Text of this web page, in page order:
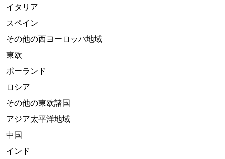
イタリア
スペイン
その他の西ヨーロッパ地域
東欧
ポーランド
ロシア
その他の東欧諸国
アジア太平洋地域
中国
インド